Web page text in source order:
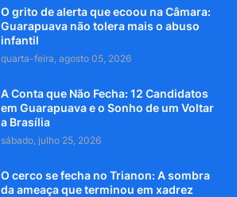
O grito de alerta que ecoou na Câmara:
Guarapuava não tolera mais o abuso
infantil
quarta-feira, agosto 05, 2026
A Conta que Não Fecha: 12 Candidatos
em Guarapuava e o Sonho de um Voltar
a Brasília
sábado, julho 25, 2026
O cerco se fecha no Trianon: A sombra
da ameaça que terminou em xadrez